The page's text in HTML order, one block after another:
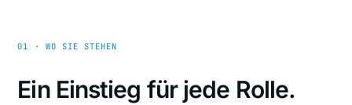
01 · WO SIE STEHEN
Ein Einstieg für jede Rolle.